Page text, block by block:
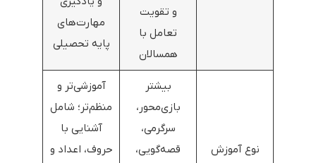
و تقویت
تعامل با
همسالان
مهارت‌های
پایه تحصیلی
نوع آموزش
بیشتر
بازی‌محور،
سرگرمی،
قصه‌گویی،
آموزشی‌تر و
منظم‌تر؛ شامل
آشنایی با
حروف، اعداد و